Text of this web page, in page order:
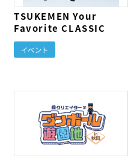
TSUKEMEN Your
Favorite CLASSIC
イベント